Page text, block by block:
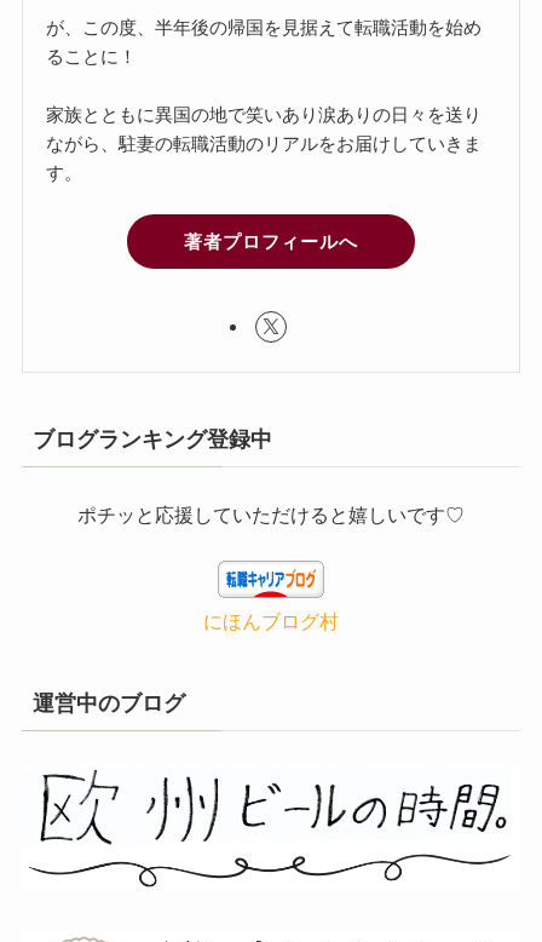
が、この度、半年後の帰国を見据えて転職活動を始め
ることに！
家族とともに異国の地で笑いあり涙ありの日々を送り
ながら、駐妻の転職活動のリアルをお届けしていきま
す。
著者プロフィールへ
ブログランキング登録中
ポチッと応援していただけると嬉しいです♡
にほんブログ村
運営中のブログ